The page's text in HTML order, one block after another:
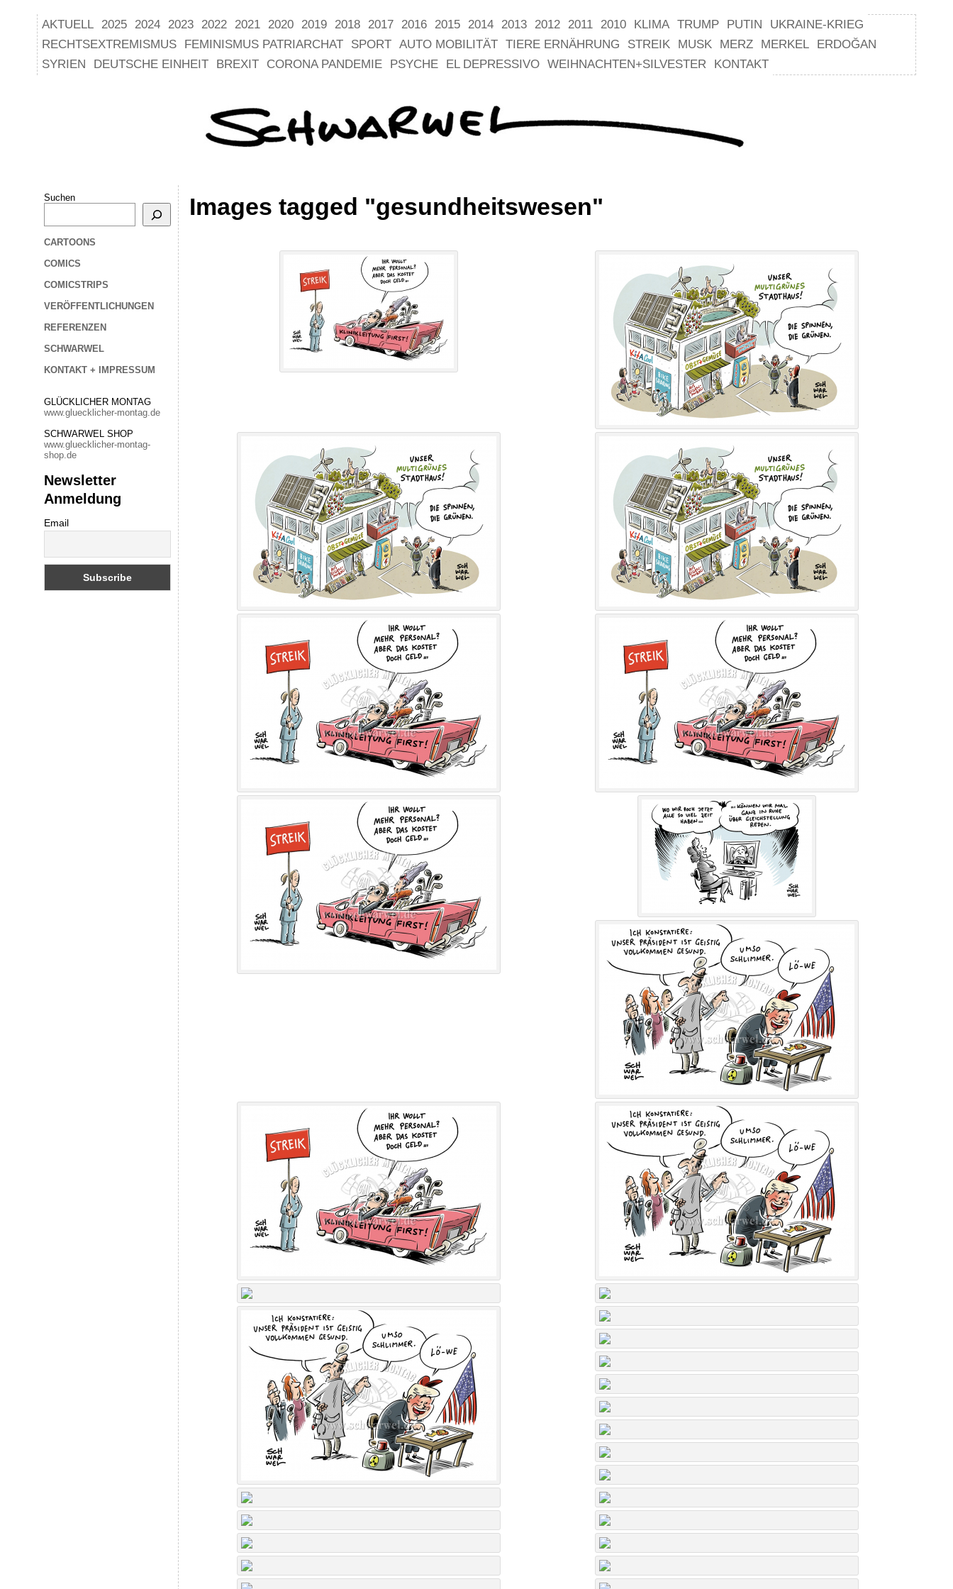
AKTUELL 2025 2024 2023 2022 2021 2020 2019 2018 2017 2016 2015 2014 2013 2012 2011 2010 KLIMA TRUMP PUTIN
UKRAINE-KRIEG
RECHTSEXTREMISMUS
FEMINISMUS PATRIARCHAT SPORT AUTO MOBILITÄT TIERE ERNÄHRUNG STREIK MUSK MERZ MERKEL
ERDOĞAN
SYRIEN
DEUTSCHE EINHEIT BREXIT CORONA PANDEMIE PSYCHE EL DEPRESSIVO WEIHNACHTEN+SILVESTER KONTAKT
Suchen
CARTOONS
COMICS
COMICSTRIPS
VERÖFFENTLICHUNGEN
REFERENZEN
SCHWARWEL
KONTAKT + IMPRESSUM
GLÜCKLICHER MONTAG
www.gluecklicher-montag.de
SCHWARWEL SHOP
www.gluecklicher-montag-
shop.de
Newsletter
Anmeldung
Email
Images tagged "gesundheitswesen"